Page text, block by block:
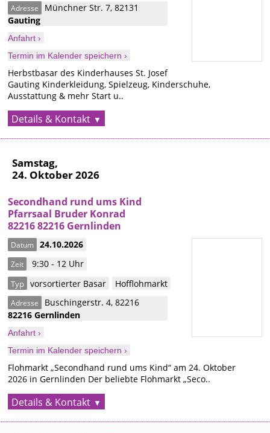
Adresse Münchner Str. 7,82131
Gauting
Anfahrt ›
Termin im Kalender speichern ›
Herbstbasar des Kinderhauses St. Josef
Gauting Kinderkleidung, Spielzeug, Kinderschuhe,
Ausstattung & mehr Start u..
Details & Kontakt
Samstag,
24. Oktober 2026
Secondhand rund ums Kind
Pfarrsaal Bruder Konrad
82216 82216 Gernlinden
Datum 24.10.2026
Zeit 9:30 - 12 Uhr
Typ vorsortierter Basar Hofflohmarkt
Adresse Buschingerstr. 4,82216
82216 Gernlinden
Anfahrt ›
Termin im Kalender speichern ›
Flohmarkt „Secondhand rund ums Kind“ am 24. Oktober
2026 in Gernlinden Der beliebte Flohmarkt „Seco..
Details & Kontakt